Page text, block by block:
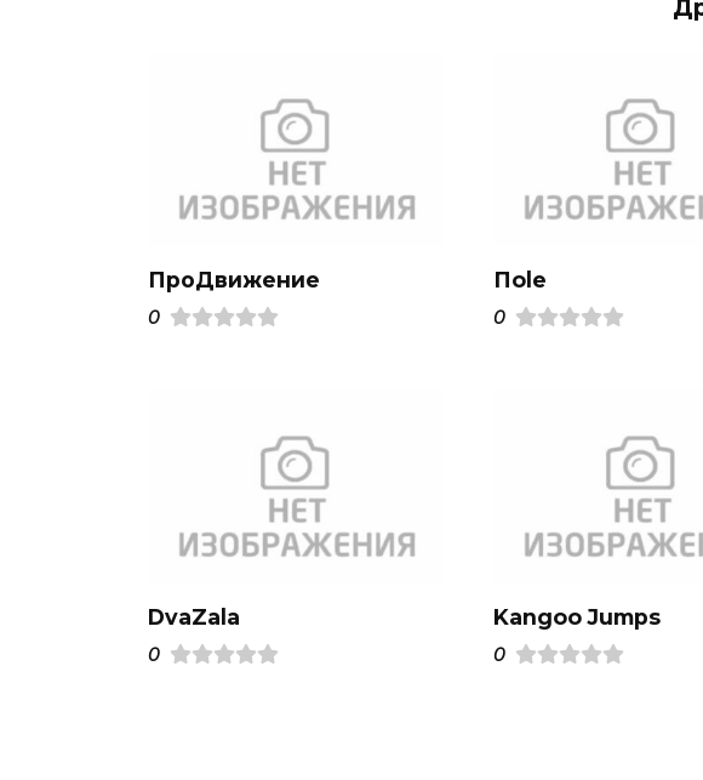
ПроДвижение
0
Пole
0
DvaZala
0
Kangoo Jumps
0